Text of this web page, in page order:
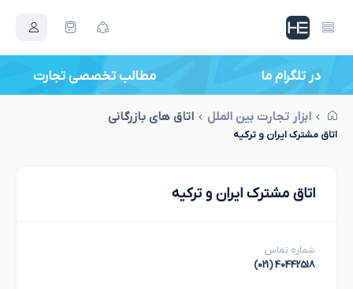
در تلگرام ما مطالب تخصصی تجارت
ابزار تجارت بین الملل اتاق های بازرگانی
اتاق مشترک ایران و ترکیه
اتاق مشترک ایران و ترکیه
شماره تماس
40442518 (021)